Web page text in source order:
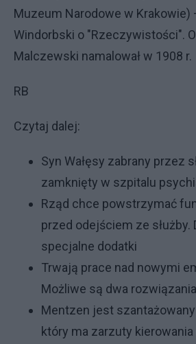
Muzeum Narodowe w Krakowie)
Windorbski o "Rzeczywistości".
Malczewski namalował w 1908 r.
RB
Czytaj dalej:
Syn Wałęsy zabrany przez
zamknięty w szpitalu
Rząd chce powstrzymać
przed odejściem ze służby.
specjalne dodatki
Trwają prace nad nowymi
Możliwe są dwa rozwiązania
Mentzen jest
który ma zarzuty kierowania